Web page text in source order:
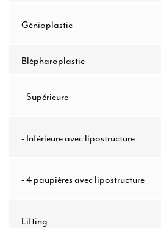
Génioplastie
Blépharoplastie
-Supérieure
- Inférieure avec lipostructure
- 4 paupières avec lipostructure
Lifting